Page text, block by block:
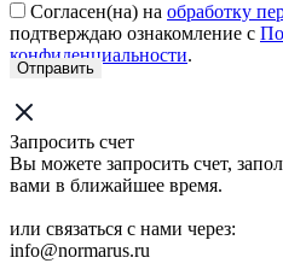
Согласен(на) на обработку
подтверждаю ознакомление с
конфиденциальности.
Запросить счет
Вы можете запросить счет,
вами в ближайшее время.
или связаться с нами через:
info@normarus.ru